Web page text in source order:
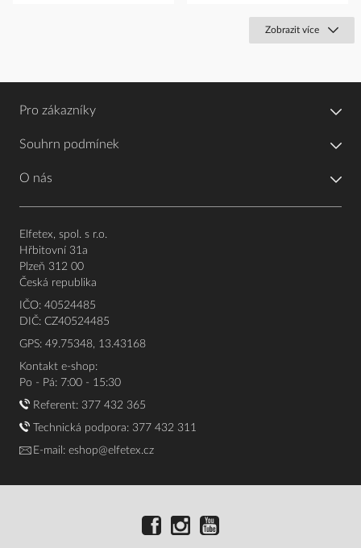
Zobrazit více
Pro zákazníky
Souhrn podmínek
O nás
Elfetex, spol. s r.o.
Hřbitovní 31a
Plzeň 312 00
Česká republika
IČO: 40524485
DIČ: CZ40524485
GPS: 49.75348, 13.43168
Kontakt e-shop:
Po - Pá: 7:00 - 15:30
Referent: 377 432 365
Technická podpora: 377 432 311
E-mail: eshop@elfetex.cz